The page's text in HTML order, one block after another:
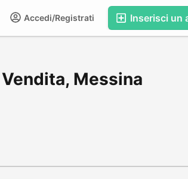
Inserisci un
Accedi/Registrati
Messina